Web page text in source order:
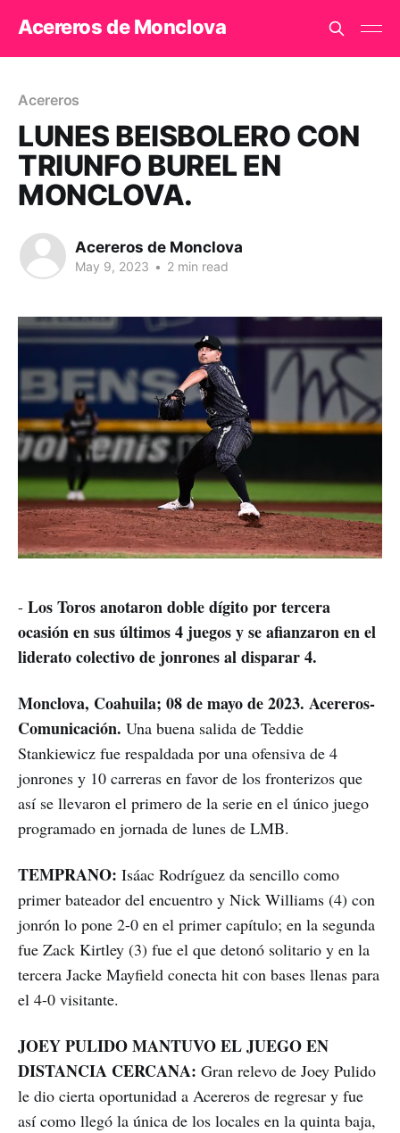
Acereros de Monclova
Acereros
LUNES BEISBOLERO CON
TRIUNFO BUREL EN
MONCLOVA.
Acereros de Monclova
May 9, 2023 • 2 min read
- Los Toros anotaron doble dígito por tercera
ocasión en sus últimos 4 juegos y se afianzaron en el
liderato colectivo de jonrones al disparar 4.
Monclova, Coahuila; 08 de mayo de 2023. Acereros-
Comunicación. Una buena salida de Teddie
Stankiewicz fue respaldada por una ofensiva de 4
jonrones y 10 carreras en favor de los fronterizos que
así se llevaron el primero de la serie en el único juego
programado en jornada de lunes de LMB.
TEMPRANO: Isáac Rodríguez da sencillo como
primer bateador del encuentro y Nick Williams (4) con
jonrón lo pone 2-0 en el primer capítulo; en la segunda
fue Zack Kirtley (3) fue el que detonó solitario y en la
tercera Jacke Mayfield conecta hit con bases llenas para
el 4-0 visitante.
JOEY PULIDO MANTUVO EL JUEGO EN
DISTANCIA CERCANA: Gran relevo de Joey Pulido
le dio cierta oportunidad a Acereros de regresar y fue
así como llegó la única de los locales en la quinta baja,